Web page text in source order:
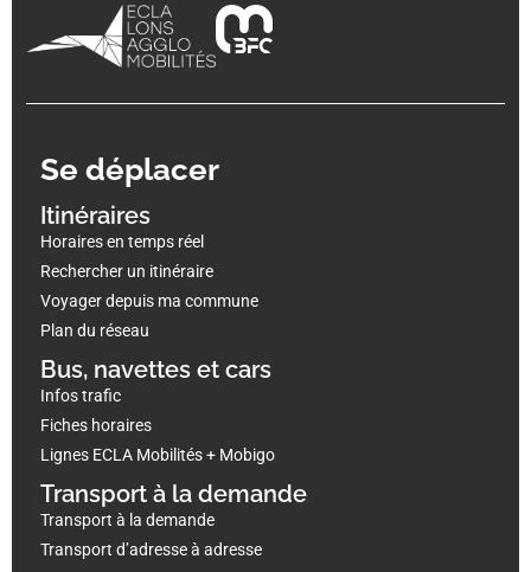
Se déplacer
Itinéraires
Horaires en temps réel
Rechercher un itinéraire
Voyager depuis ma commune
Plan du réseau
Bus, navettes et cars
Infos trafic
Fiches horaires
Lignes ECLA Mobilités + Mobigo
Transport à la demande
Transport à la demande
Transport d’adresse à adresse